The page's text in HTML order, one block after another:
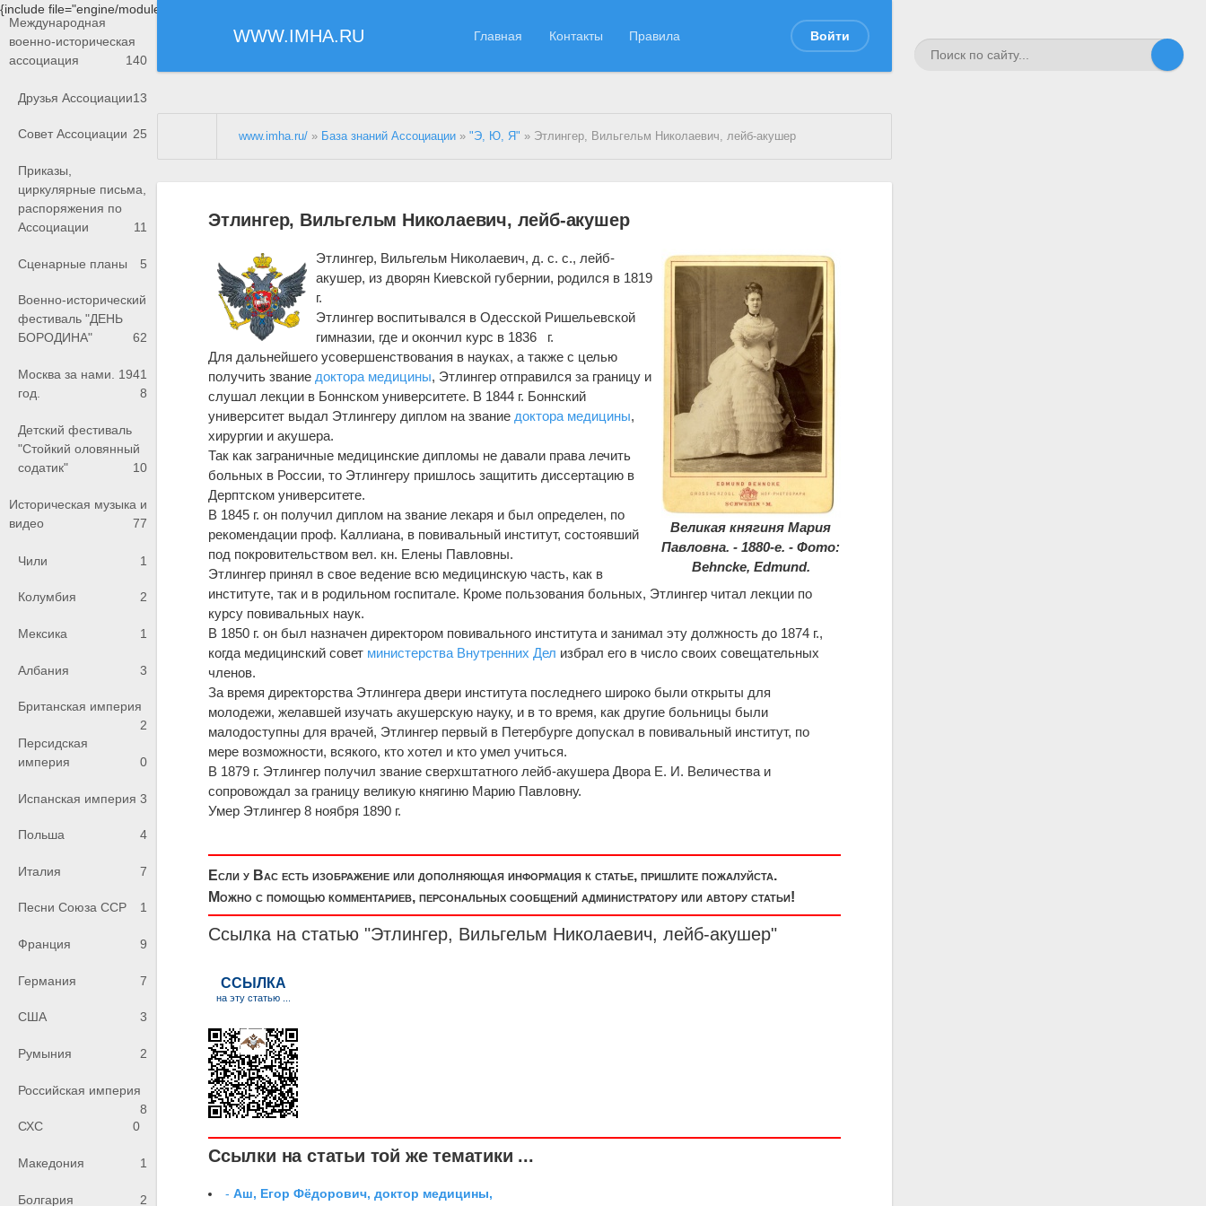
{include file="engine/modules/saperu/head.php"}
WWW.IMHA.RU Главная Контакты Правила Войти
Международная
военно-историческая
ассоциация
140
Друзья Ассоциации13
Совет Ассоциации 25
Приказы,
циркулярные письма,
распоряжения по
Ассоциации
11
Сценарные планы 5
Военно-исторический
фестиваль "ДЕНЬ
БОРОДИНА"
62
Москва за нами. 1941
год.
8
Детский фестиваль
"Стойкий оловянный
содатик"
10
Историческая музыка и
видео
77
Чили 1
Колумбия 2
Мексика 1
Албания 3
Британская империя
2
Персидская
империя
0
Испанская империя 3
Польша 4
Италия 7
Песни Союза ССР 1
Франция 9
Германия 7
США 3
Румыния 2
Российская империя
8
СХС
0
Македония 1
Болгария 2
www.imha.ru/ » База знаний Ассоциации »"Э, Ю, Я" » Этлингер, Вильгельм Николаевич, лейб-акушер
Этлингер, Вильгельм Николаевич, лейб-акушер
Великая княгиня Мария
Павловна. - 1880-е. - Фото:
Behncke, Edmund.
Этлингер, Вильгельм Николаевич, д. с. с., лейб-
акушер, из дворян Киевской губернии, родился в 1819
г.
Этлингер воспитывался в Одесской Ришельевской
гимназии, где и окончил курс в 1836 г.
Для дальнейшего усовершенствования в науках, а также с целью
получить звание доктора медицины, Этлингер отправился за границу и
слушал лекции в Боннском университете. В 1844 г. Боннский
университет выдал Этлингеру диплом на звание доктора медицины,
хирургии и акушера.
Так как заграничные медицинские дипломы не давали права лечить
больных в России, то Этлингеру пришлось защитить диссертацию в
Дерптском университете.
В 1845 г. он получил диплом на звание лекаря и был определен, по
рекомендации проф. Каллиана, в повивальный институт, состоявший
под покровительством вел. кн. Елены Павловны.
Этлингер принял в свое ведение всю медицинскую часть, как в
институте, так и в родильном госпитале. Кроме пользования больных, Этлингер читал лекции по
курсу повивальных наук.
В 1850 г. он был назначен директором повивального института и занимал эту должность до 1874 г.,
когда медицинский совет министерства Внутренних Дел избрал его в число своих совещательных
членов.
За время директорства Этлингера двери института последнего широко были открыты для
молодежи, желавшей изучать акушерскую науку, и в то время, как другие больницы были
малодоступны для врачей, Этлингер первый в Петербурге допускал в повивальный институт, по
мере возможности, всякого, кто хотел и кто умел учиться.
В 1879 г. Этлингер получил звание сверхштатного лейб-акушера Двора Е. И. Величества и
сопровождал за границу великую княгиню Марию Павловну.
Умер Этлингер 8 ноября 1890 г.
Если у Вас есть изображение или дополняющая информация к статье, пришлите пожалуйста.
Можно с помощью комментариев, персональных сообщений администратору или автору статьи!
Ссылка на статью "Этлингер, Вильгельм Николаевич, лейб-акушер"
Ссылки на статьи той же тематики ...
-Аш, Егор Фёдорович, доктор медицины,